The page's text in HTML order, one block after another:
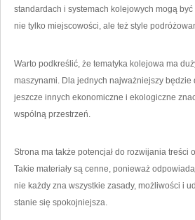
standardach i systemach kolejowych mogą
nie tylko miejscowości, ale też style
Warto podkreślić, że tematyka kolejowa ma
maszynami. Dla jednych najważniejszy będzie
jeszcze innych ekonomiczne i ekologiczne
wspólną przestrzeń.
Strona ma także potencjał do rozwijania
Takie materiały są cenne, ponieważ
nie każdy zna wszystkie zasady, możliwości i
stanie się spokojniejsza.